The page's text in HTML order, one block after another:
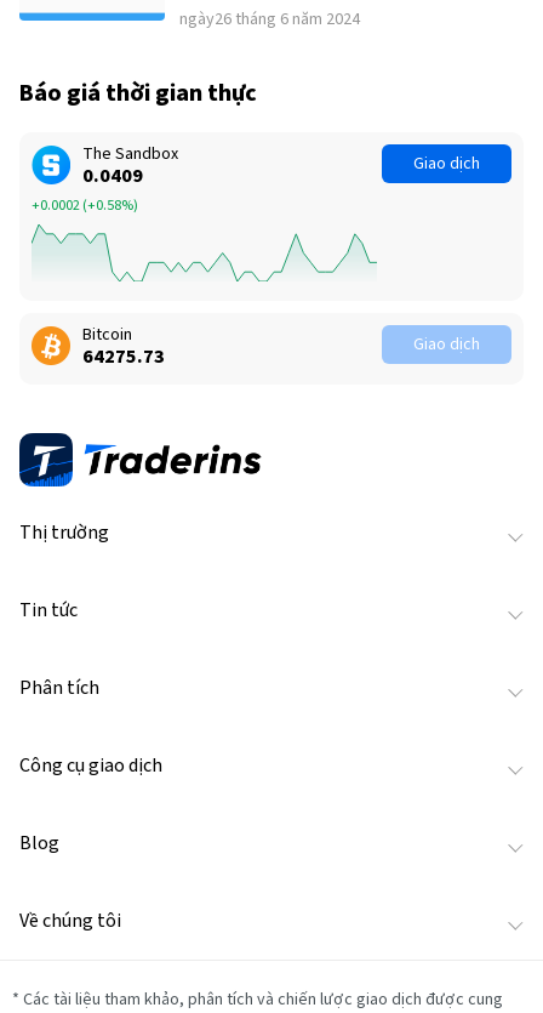
ngày26 tháng 6 năm 2024
Báo giá thời gian thực
The Sandbox
0.0409
+0.0002(+0.58%)
Giao dịch
Bitcoin
64275.75 Giao dịch
Thị trường
Tin tức
Phân tích
Công cụ giao dịch
Blog
Về chúng tôi
* Các tài liệu tham khảo, phân tích và chiến lược giao dịch được cung